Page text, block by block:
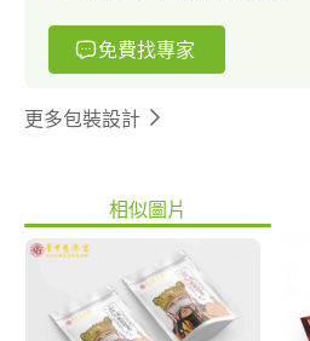
免費找專家
更多包裝設計
相似圖片